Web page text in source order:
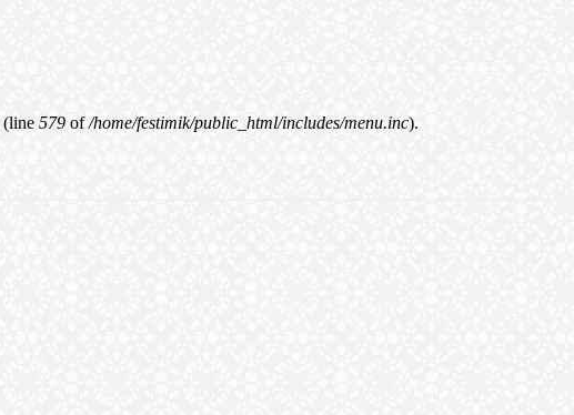
(line 579 of/home/festimik/public_html/includes/menu.inc).